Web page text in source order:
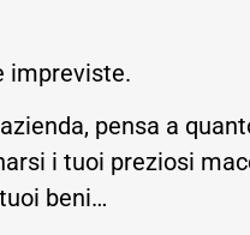
impreviste.
pensa a
i tuoi preziosi
beni…